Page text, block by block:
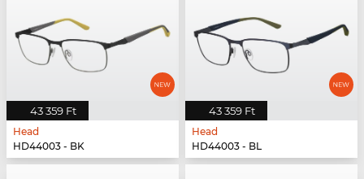
43 359 Ft
Head
HD44003 - BK
43 359 Ft
Head
HD44003 - BL